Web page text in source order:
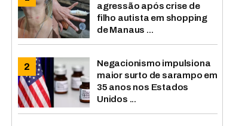
agressão após crise de
filho autista em shopping
de Manaus ...
Negacionismo impulsiona
maior surto de sarampo em
35 anos nos Estados
Unidos ...